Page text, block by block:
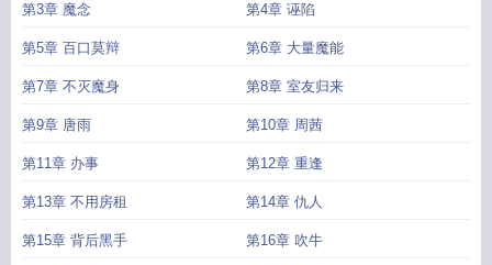
第3章 魔念 第4章 诬陷
第5章 百口莫辩 第6章 大量魔能
第7章 不灭魔身 第8章 室友归来
第9章 唐雨 第10章 周茜
第11章 办事 第12章 重逢
第13章 不用房租 第14章 仇人
第15章 背后黑手 第16章 吹牛